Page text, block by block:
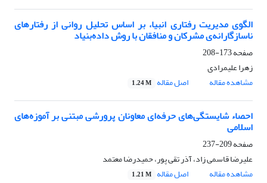
الگوی مدیریت رفتاری انبیا، بر اساس تحلیل روانی از رفتارهای
ناسازگارانه‌ی مشرکان و منافقان با روش داده‌بنیاد
صفحه173-208
زهرا علیمرادی
مشاهده مقاله
اصل مقاله 1.24 M
احصاء شایستگی‌های حرفه‌ای معاونان پرورشی مبتنی بر آموزه‌های
اسلامی
صفحه209-237
علیرضا قاسمی زاد، آذر تقی پور، حمیدرضا معتمد
مشاهده مقاله
اصل مقاله 1.21 M